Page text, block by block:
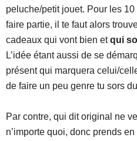
peluche/petit jouet. Pour les
faire partie, il te faut alors
cadeaux qui vont bien etqui
L’idée étant aussi de se
présent qui marquera celui/
de faire un peu genre tu sors
Par contre, qui dit original ne
n’importe quoi, donc prends